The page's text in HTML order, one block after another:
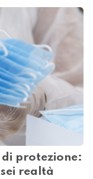
protezione:
realtà